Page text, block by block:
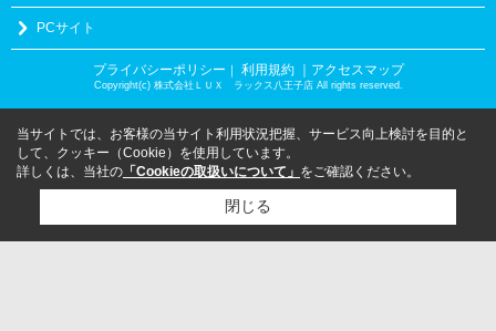
PCサイト
プライバシーポリシー ｜ 利用規約 ｜アクセスマップ
Copyright(c) 株式会社ＬＵＸ ラックス八王子店 All rights reserved.
当サイトでは、お客様の当サイト利用状況把握、サービス向上検討を目的と
して、クッキー（Cookie）を使用しています。
詳しくは、当社の 「Cookieの取扱いについて」 をご確認ください。
閉じる